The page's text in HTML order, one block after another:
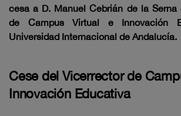
cesa a D. Manuel Cebrián de la Serna
de Campus Virtual e Innovación
Universidad Internacional de Andalucía.
Cese del Vicerrector de
Innovación Educativa